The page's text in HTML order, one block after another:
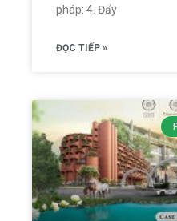
pháp: 4. Đẩy
ĐỌC TIẾP »